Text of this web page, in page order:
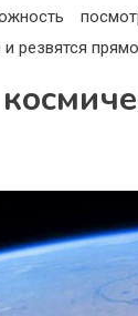
резвятся